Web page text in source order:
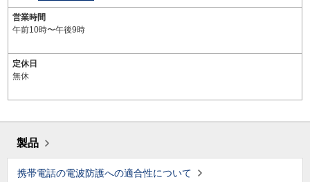
営業時間
午前10時〜午後9時
定休日
無休
製品
携帯電話の電波防護への適合性について